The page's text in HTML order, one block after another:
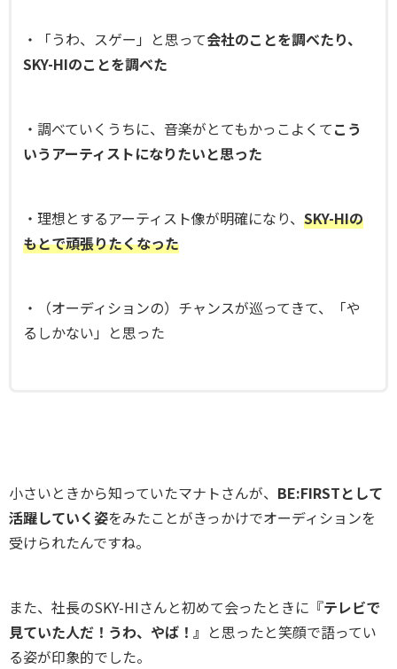
・「うわ、スゲー」と思って会社のことを調べたり、
SKY-HIのことを調べた
・調べていくうちに、音楽がとてもかっこよくてこう
いうアーティストになりたいと思った
・理想とするアーティスト像が明確になり、 SKY-HIの
もとで頑張りたくなった
・（オーディションの）チャンスが巡ってきて、「や
るしかない」と思った
小さいときから知っていたマナトさんが、 BE:FIRSTとして
活躍していく姿をみたことがきっかけでオーディションを
受けられたんですね。
また、社長のSKY-HIさんと初めて会ったときに『テレビで
見ていた人だ！うわ、やば！』 と思ったと笑顔で語ってい
る姿が印象的でした。